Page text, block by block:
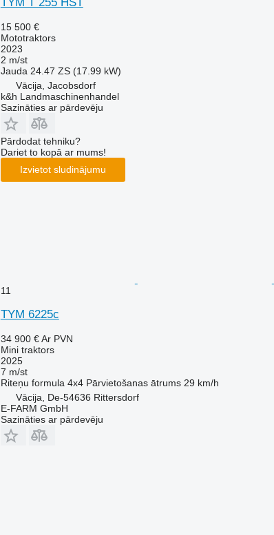
15 500 €
Mototraktors
2023
2 m/st
Jauda 24.47 ZS (17.99 kW)
Vācija, Jacobsdorf
k&h Landmaschinenhandel
Sazināties ar pārdevēju
Pārdodat tehniku?
Dariet to kopā ar mums!
Izvietot sludinājumu
11
TYM 6225c
34 900 € Ar PVN
Mini traktors
2025
7 m/st
Riteņu formula 4x4 Pārvietošanas ātrums 29 km/h
Vācija, De-54636 Rittersdorf
E-FARM GmbH
Sazināties ar pārdevēju